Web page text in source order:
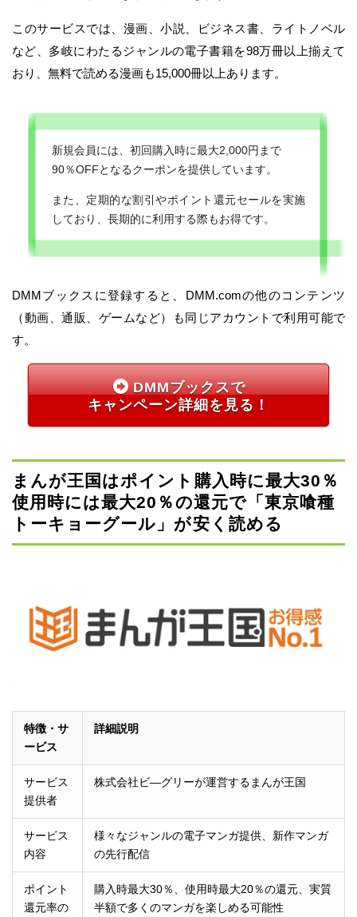
このサービスでは、漫画、小説、ビジネス書、ライトノベル
など、多岐にわたるジャンルの電子書籍を98万冊以上揃えて
おり、無料で読める漫画も15,000冊以上あります。
新規会員には、初回購入時に最大2,000円まで
90％OFFとなるクーポンを提供しています。
また、定期的な割引やポイント還元セールを実施
しており、長期的に利用する際もお得です。
DMMブックスに登録すると、DMM.comの他のコンテンツ
（動画、通販、ゲームなど）も同じアカウントで利用可能で
す。
DMMブックスで
キャンペーン詳細を見る！
まんが王国はポイント購入時に最大30％
使用時には最大20％の還元で「東京喰種
トーキョーグール」が安く読める
特徴・サ
ービス
詳細説明
サービス
提供者
株式会社ビ―グリーが運営するまんが王国
サービス
内容
様々なジャンルの電子マンガ提供、新作マンガ
の先行配信
ポイント
還元率の
購入時最大30％、使用時最大20％の還元、実質
半額で多くのマンガを楽しめる可能性